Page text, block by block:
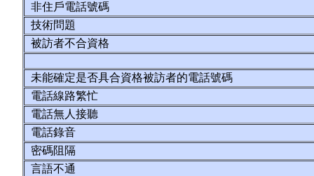
非住戶電話號碼
技術問題
被訪者不合資格
未能確定是否具合資格被訪者的電話號碼
電話線路繁忙
電話無人接聽
電話錄音
密碼阻隔
言語不通